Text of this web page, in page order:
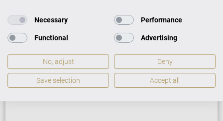
ZUSATZLEISTUNGEN FÜR W. HOFFMANN
VISION V 8 VARIO
PREISLISTE HERUNTERLADEN
Necessary Performance
Functional Advertising
No, adjust Deny
Save selection Accept all